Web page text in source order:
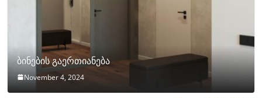
ბინების გაერთიანება
November 4, 2024